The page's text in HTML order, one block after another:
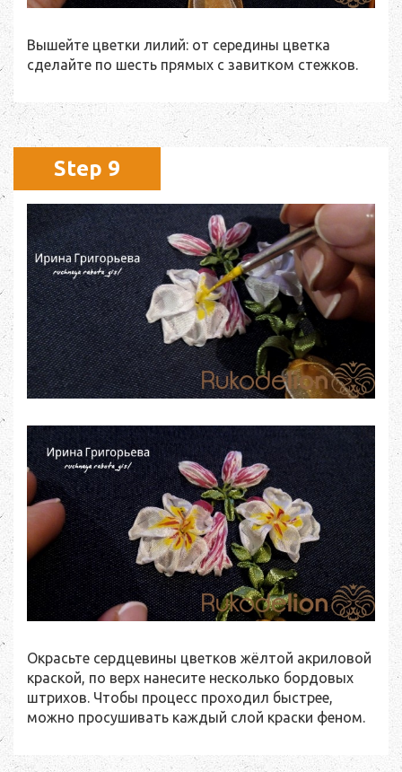
Вышейте цветки лилий: от середины цветка
сделайте по шесть прямых с завитком стежков.
Step 9
Окрасьте сердцевины цветков жёлтой акриловой
краской, по верх нанесите несколько бордовых
штрихов. Чтобы процесс проходил быстрее,
можно просушивать каждый слой краски феном.